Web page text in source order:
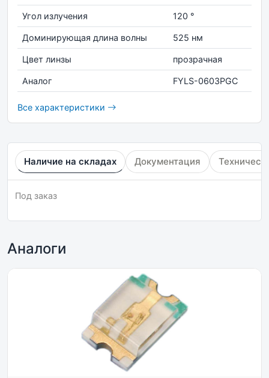
Угол излучения 120 °
Доминирующая длина волны 525 нм
Цвет линзы прозрачная
Аналог FYLS-0603PGC
Все характеристики
Наличие на складах Документация
Под заказ
Аналоги